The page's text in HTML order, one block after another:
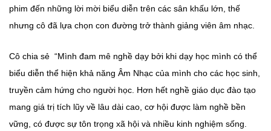
phim đến những lời mời biểu diễn trên các sân khấu lớn, thế
nhưng cô đã lựa chọn con đường trở thành giảng viên âm nhạc.
Cô chia sẻ “Mình đam mê nghề dạy bởi khi dạy học mình có thể
biểu diễn thể hiện khả năng Âm Nhạc của mình cho các học sinh,
truyền cảm hứng cho người học. Hơn hết nghề giáo dục đào tạo
mang giá trị tích lũy về lâu dài cao, cơ hội được làm nghề bền
vững, có được sự tôn trọng xã hội và nhiều kinh nghiệm sống.